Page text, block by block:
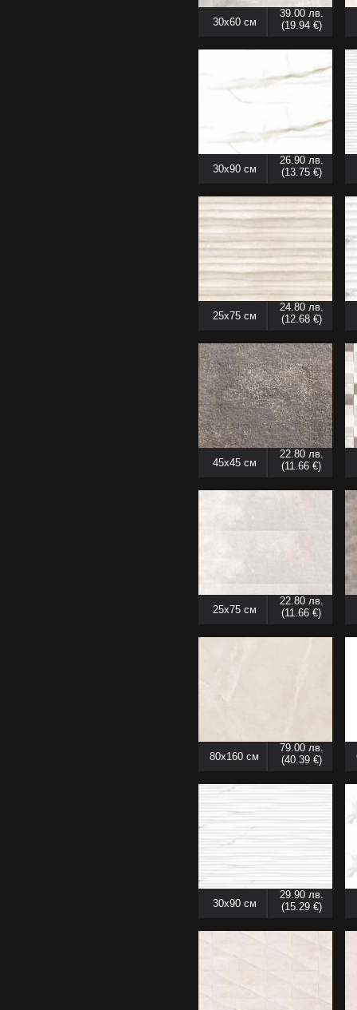
30x60 см
39.00 лв.
(19.94 €)
30x90 см
26.90 лв.
(13.75 €)
25x75 см
24.80 лв.
(12.68 €)
45x45 см
22.80 лв.
(11.66 €)
25x75 см
22.80 лв.
(11.66 €)
80x160 см
79.00 лв.
(40.39 €)
30x90 см
29.90 лв.
(15.29 €)